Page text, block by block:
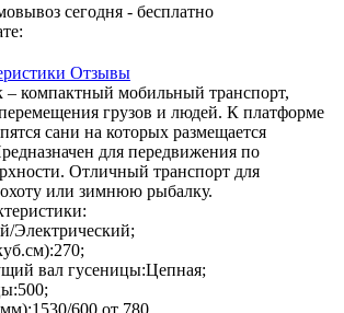
сегодня - бесплатно
Отзывы
компактный мобильный транспорт,
грузов и людей. К платформе
сани на которых размещается
для передвижения по
Отличный транспорт для
или зимнюю рыбалку.
Электрический;
вал гусеницы:Цепная;
600 от 780